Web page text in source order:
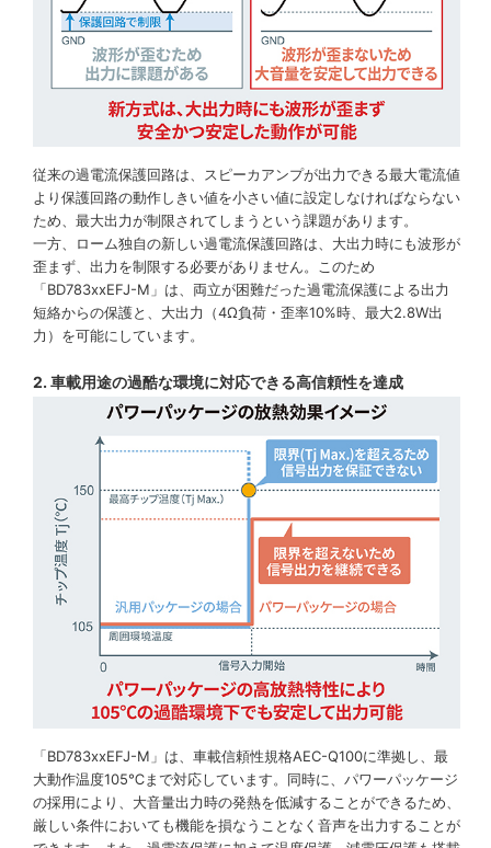
従来の過電流保護回路は、スピーカアンプが出力できる最大電流値
より保護回路の動作しきい値を小さい値に設定しなければならない
ため、最大出力が制限されてしまうという課題があります。
一方、ローム独自の新しい過電流保護回路は、大出力時にも波形が
歪まず、出力を制限する必要がありません。このため
「BD783xxEFJ-M」は、両立が困難だった過電流保護による出力
短絡からの保護と、大出力（4Ω負荷・歪率10%時、最大2.8W出
力）を可能にしています。
2. 車載用途の過酷な環境に対応できる高信頼性を達成
「BD783xxEFJ-M」は、車載信頼性規格AEC-Q100に準拠し、最
大動作温度105℃まで対応しています。同時に、パワーパッケージ
の採用により、大音量出力時の発熱を低減することができるため、
厳しい条件においても機能を損なうことなく音声を出力することが